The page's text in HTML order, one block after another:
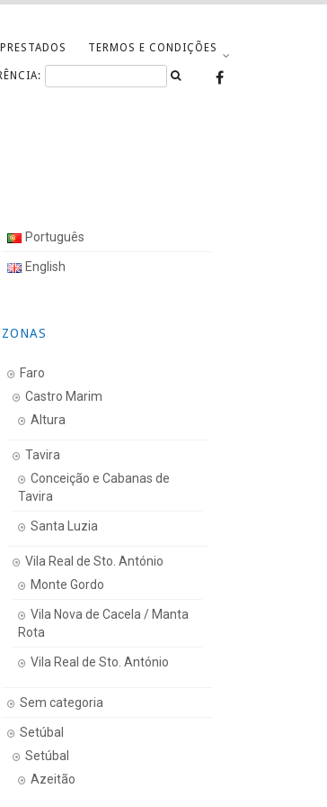
TERMOS E CONDIÇÕES
Português
English
ZONAS
Faro
Castro Marim
Altura
Tavira
Conceição e Cabanas de
Tavira
Santa Luzia
Vila Real de Sto. António
Monte Gordo
Vila Nova de Cacela / Manta
Rota
Vila Real de Sto. António
Sem categoria
Setúbal
Setúbal
Azeitão